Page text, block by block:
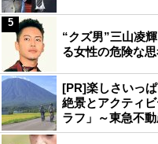
“クズ男”三山凌
る女性の危険な
5
[PR]楽しさいっ
絶景とアクティ
ラフ」～東急不